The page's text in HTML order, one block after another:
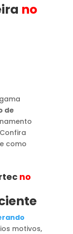
no
de
como
no
motivos,